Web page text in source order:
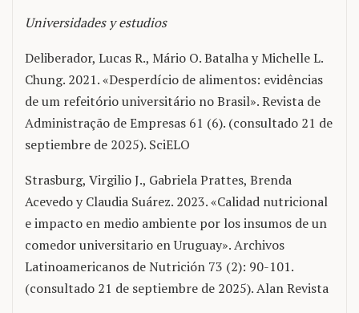
Universidades y estudios
Deliberador, Lucas R., Mário O. Batalha y Michelle L.
Chung. 2021. «Desperdício de alimentos: evidências
de um refeitório universitário no Brasil». Revista de
Administração de Empresas 61 (6). (consultado 21 de
septiembre de 2025). SciELO
Strasburg, Virgilio J., Gabriela Prattes, Brenda
Acevedo y Claudia Suárez. 2023. «Calidad nutricional
e impacto en medio ambiente por los insumos de un
comedor universitario en Uruguay». Archivos
Latinoamericanos de Nutrición 73 (2): 90-101.
(consultado 21 de septiembre de 2025). Alan Revista